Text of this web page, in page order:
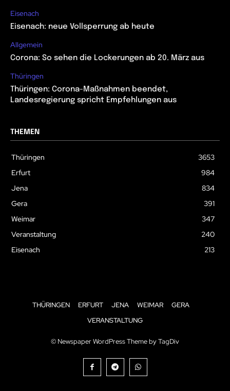
Eisenach
Eisenach: neue Vollsperrung ab heute
Allgemein
Corona: So sehen die Lockerungen ab 20. März aus
Thüringen
Thüringen: Corona-Maßnahmen beendet,
Landesregierung spricht Empfehlungen aus
THEMEN
Thüringen
3653
Erfurt
984
Jena
834
Gera
391
Weimar
347
Veranstaltung
240
Eisenach
213
THÜRINGEN ERFURT JENA WEIMAR
GERA
VERANSTALTUNG
© Newspaper WordPress Theme by TagDiv